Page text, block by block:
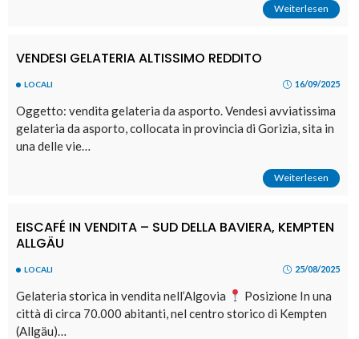
Weiterlesen
VENDESI GELATERIA ALTISSIMO REDDITO
LOCALI 16/09/2025
Oggetto: vendita gelateria da asporto. Vendesi avviatissima
gelateria da asporto, collocata in provincia di Gorizia, sita in
una delle vie…
Weiterlesen
EISCAFÉ IN VENDITA – SUD DELLA BAVIERA, KEMPTEN
ALLGÄU
LOCALI 25/08/2025
Gelateria storica in vendita nell’Algovia
Posizione In una
città di circa 70.000 abitanti, nel centro storico di Kempten
(Allgäu)…